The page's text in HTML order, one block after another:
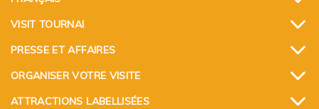
VISIT TOURNAI
PRESSE ET AFFAIRES
ORGANISER VOTRE VISITE
ATTRACTIONS LABELLISÉES